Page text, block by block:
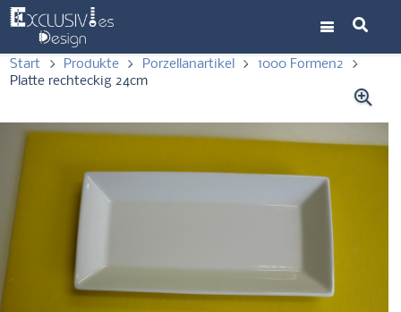
Start > Produkte > Porzellanartikel > 1000 Formen2
>
Platte rechteckig 24cm